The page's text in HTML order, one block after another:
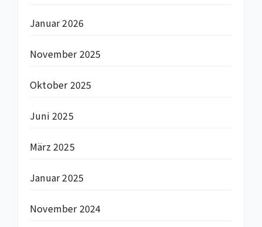
Januar 2026
November 2025
Oktober 2025
Juni 2025
März 2025
Januar 2025
November 2024